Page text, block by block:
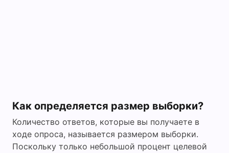
Как определяется размер выборки?
Количество ответов, которые вы получаете в
ходе опроса, называется размером выборки.
Поскольку только небольшой процент целевой